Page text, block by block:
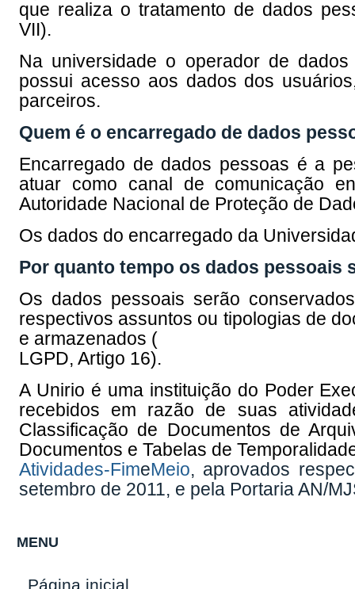
que realiza o tratamento de dados
VII).
Na universidade o operador de
possui acesso aos dados dos
parceiros.
Quem é o encarregado de dados
Encarregado de dados pessoas é a
atuar como canal de comunicação
Autoridade Nacional de Proteção de
Os dados do encarregado da
Por quanto tempo os dados pessoais
Os dados pessoais serão
respectivos assuntos ou tipologias de
e armazenados (
LGPD, Artigo 16).
A Unirio é uma instituição do Poder
recebidos em razão de suas
Classificação de Documentos de
Documentos e Tabelas de
Atividades-FimeMeio, aprovados
setembro de 2011, e pela Portaria AN/
MENU
Página inicial